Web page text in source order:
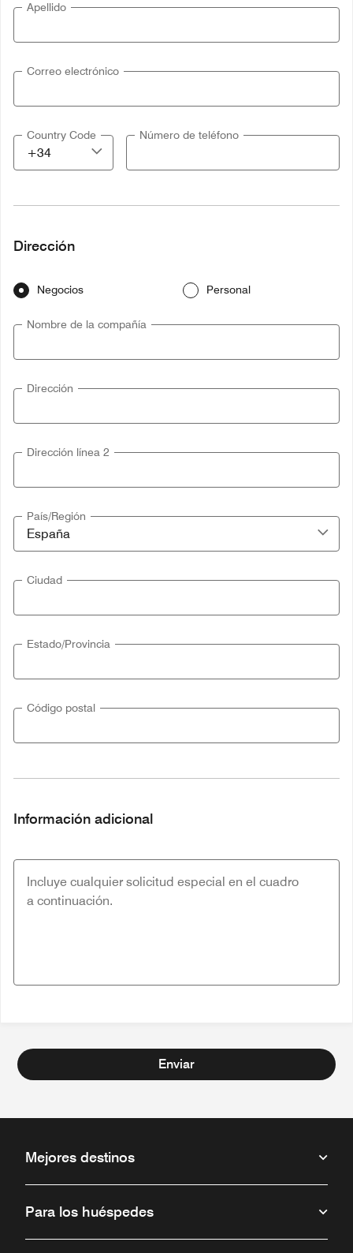
Apellido
Correo electrónico
Country Code Número de teléfono
Dirección
Negocios Personal
Nombre de la compañía
Dirección
Dirección línea 2
País/Región
Ciudad
Estado/Provincia
Código postal
Información adicional
Enviar
Mejores destinos
Para los huéspedes